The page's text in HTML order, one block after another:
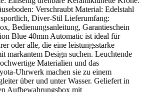
Verschraubt Material: Edelstahl
Diver-Stil Lieferumfang:
Bedienungsanleitung, Garantieschein
Blue 40mm Automatic ist ideal für
oder alle, die eine leistungsstarke
markantem Design suchen. Leuchtende
Materialien und das
Uhrwerk machen sie zu einem
über und unter Wasser. Geliefert in
Aufbewahrungsbox mit